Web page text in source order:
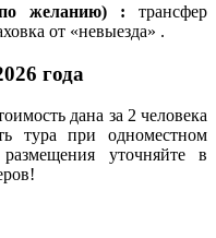
желанию) : трансфер
от «невыезда» .
года
дана за 2 человека
тура при одноместном
уточняйте в